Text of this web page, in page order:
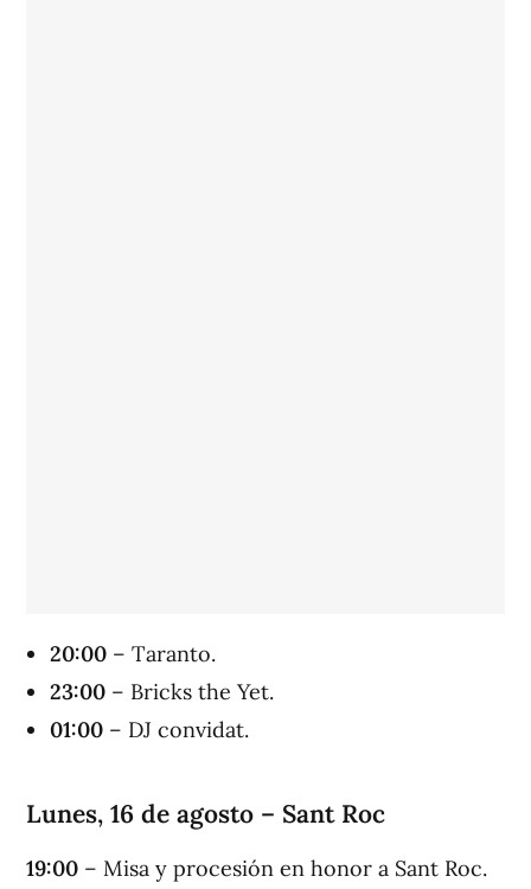
20:00 – Taranto.
23:00 – Bricks the Yet.
01:00 – DJ convidat.
Lunes, 16 de agosto – Sant Roc
19:00 – Misa y procesión en honor a Sant Roc.